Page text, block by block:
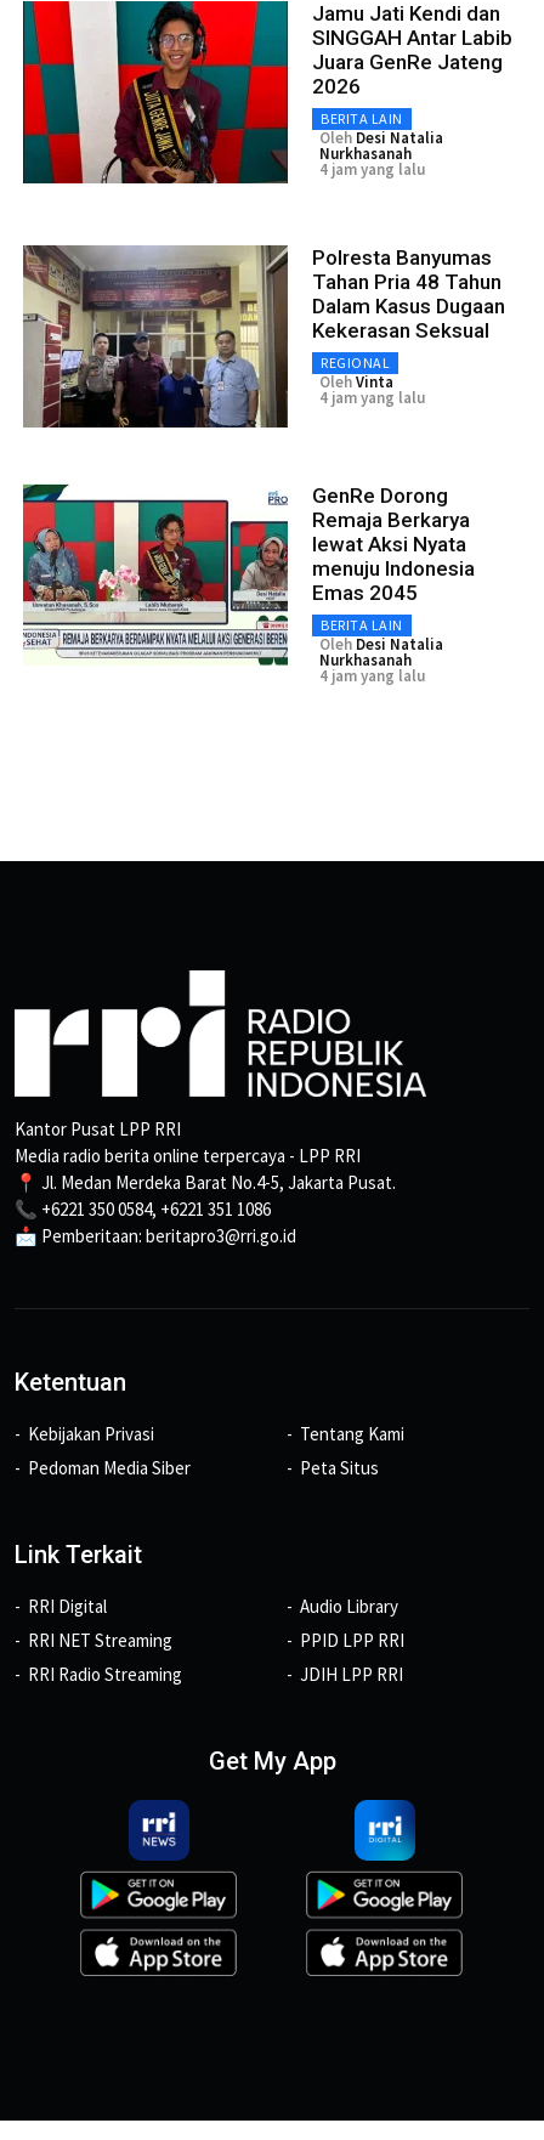
Jamu Jati Kendi dan
SINGGAH Antar Labib
Juara GenRe Jateng
2026
BERITA LAIN
Oleh Desi Natalia
Nurkhasanah
4 jam yang lalu
Polresta Banyumas
Tahan Pria 48 Tahun
Dalam Kasus Dugaan
Kekerasan Seksual
REGIONAL
OlehVinta
4 jam yang lalu
GenRe Dorong
Remaja Berkarya
lewat Aksi Nyata
menuju Indonesia
Emas 2045
BERITA LAIN
Oleh Desi Natalia
Nurkhasanah
4 jam yang lalu
Kantor Pusat LPP RRI
Media radio berita online terpercaya - LPP RRI
📍 Jl. Medan Merdeka Barat No.4-5, Jakarta Pusat.
📞 +6221 350 0584, +6221 351 1086
📩 Pemberitaan: beritapro3@rri.go.id
Ketentuan
Kebijakan Privasi
Pedoman Media Siber
Tentang Kami
Peta Situs
Link Terkait
RRI Digital
RRI NET Streaming
RRI Radio Streaming
Audio Library
PPID LPP RRI
JDIH LPP RRI
Get My App